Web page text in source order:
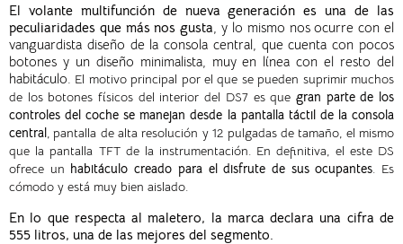
El volante multifunción de nueva generación es una de las
peculiaridades que más nos gusta , y lo mismo nos ocurre con el
vanguardista diseño de la consola central, que cuenta con pocos
botones y un diseño minimalista, muy en línea con el resto del
habitáculo. El motivo principal por el que se pueden suprimir muchos
de los botones físicos del interior del DS7 es que gran parte de los
controles del coche se manejan desde la pantalla táctil de la consola
central, pantalla de alta resolución y 12 pulgadas de tamaño, el mismo
que la pantalla TFT de la instrumentación. En definitiva, el este DS
ofrece un habitáculo creado para el disfrute de sus ocupantes. Es
cómodo y está muy bien aislado.
En lo que respecta al maletero, la marca declara una cifra de
555 litros, una de las mejores del segmento.